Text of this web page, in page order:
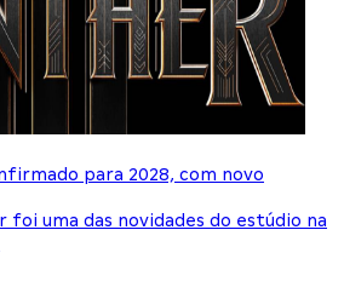
para 2028, com novo
foi uma das novidades do estúdio na